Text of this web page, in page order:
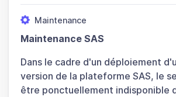
Maintenance
Maintenance SAS
Dans le cadre d'un déploiement
version de la plateforme SAS, le
être ponctuellement indisponible